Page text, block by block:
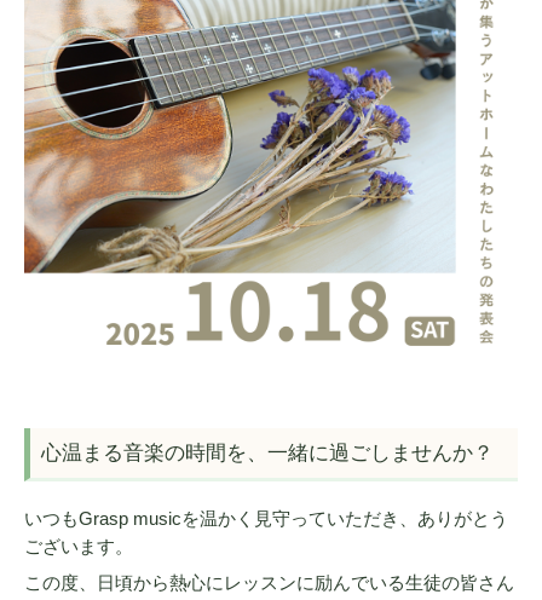
心温まる音楽の時間を、一緒に過ごしませんか？
いつもGrasp musicを温かく見守っていただき、ありがとう
ございます。
この度、日頃から熱心にレッスンに励んでいる生徒の皆さん